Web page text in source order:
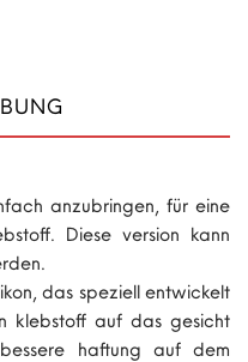
anzubringen, für eine
Diese version kann
das speziell entwickelt
klebstoff auf das gesicht
haftung auf dem